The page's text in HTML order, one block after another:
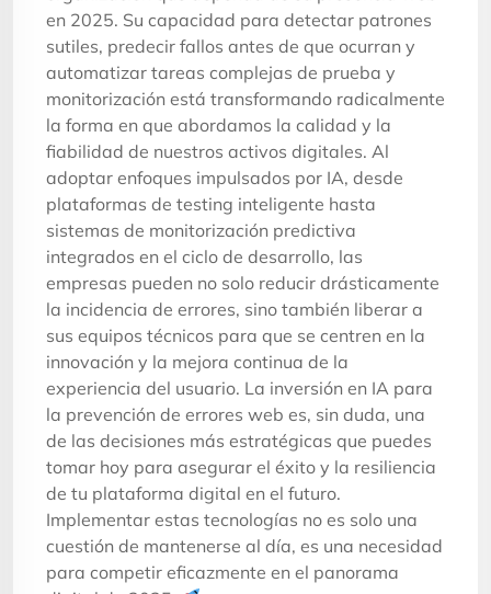
en 2025. Su capacidad para detectar patrones
sutiles, predecir fallos antes de que ocurran y
automatizar tareas complejas de prueba y
monitorización está transformando radicalmente
la forma en que abordamos la calidad y la
fiabilidad de nuestros activos digitales. Al
adoptar enfoques impulsados por IA, desde
plataformas de testing inteligente hasta
sistemas de monitorización predictiva
integrados en el ciclo de desarrollo, las
empresas pueden no solo reducir drásticamente
la incidencia de errores, sino también liberar a
sus equipos técnicos para que se centren en la
innovación y la mejora continua de la
experiencia del usuario. La inversión en IA para
la prevención de errores web es, sin duda, una
de las decisiones más estratégicas que puedes
tomar hoy para asegurar el éxito y la resiliencia
de tu plataforma digital en el futuro.
Implementar estas tecnologías no es solo una
cuestión de mantenerse al día, es una necesidad
para competir eficazmente en el panorama